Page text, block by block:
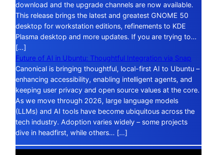
download and the upgrade channels are now available.
This release brings the latest and greatest GNOME 50
desktop for workstation editions, refinements to KDE
Plasma desktop and more updates. If you are trying to…
[…]
Future of AI in Ubuntu: Thoughtful Integration via Snap
Canonical is bringing thoughtful, local-first AI to Ubuntu –
enhancing accessibility, enabling intelligent agents, and
keeping user privacy and open source values at the core.
As we move through 2026, large language models
(LLMs) and AI tools have become ubiquitous across the
tech industry. Adoption varies widely – some projects
dive in headfirst, while others… […]